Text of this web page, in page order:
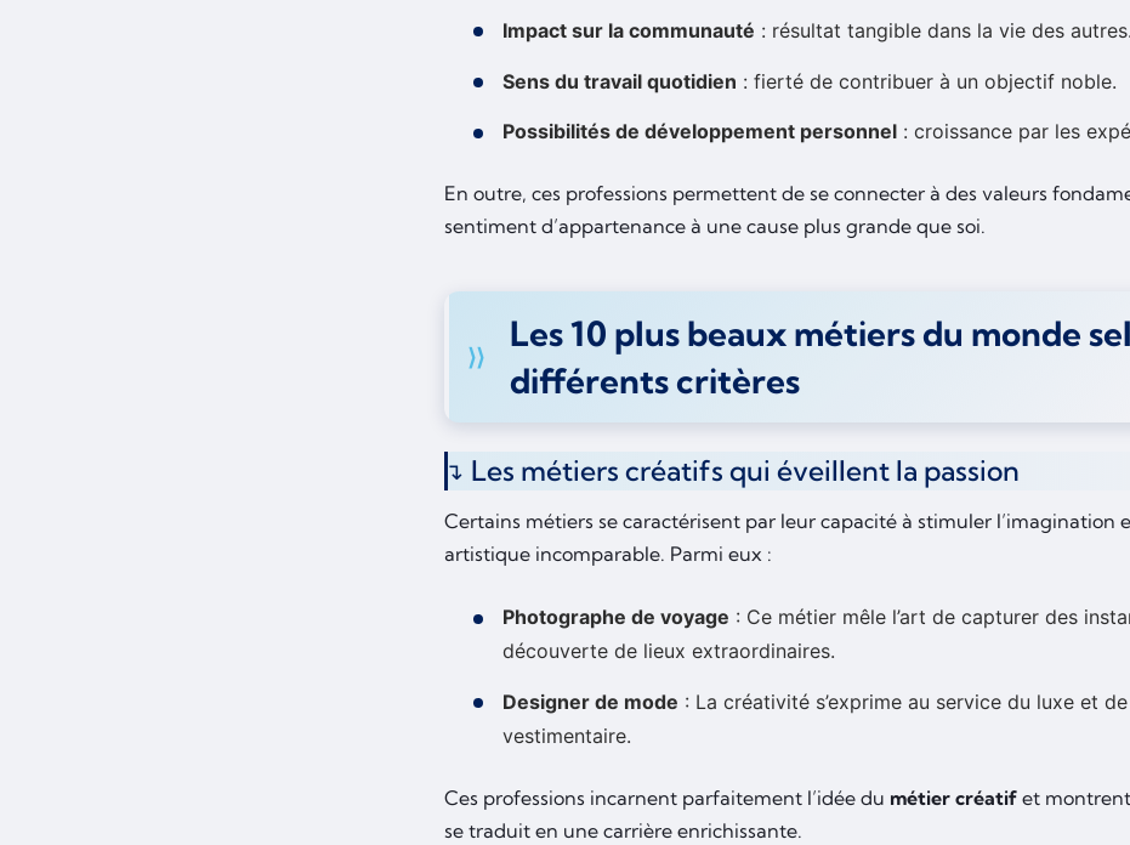
Impact sur la communauté : résultat tangible dans la vie des autres.
Sens du travail quotidien : fierté de contribuer à un objectif noble.
Possibilités de développement personnel : croissance par les
En outre, ces professions permettent de se connecter à des valeurs
sentiment d’appartenance à une cause plus grande que soi.
Les 10 plus beaux métiers du monde
différents critères
Les métiers créatifs qui éveillent la passion
Certains métiers se caractérisent par leur capacité à stimuler l’imagination
artistique incomparable. Parmi eux :
Photographe de voyage : Ce métier mêle l’art de capturer des
découverte de lieux extraordinaires.
Designer de mode : La créativité s’exprime au service du luxe et
vestimentaire.
Ces professions incarnent parfaitement l’idée du métier créatif et
se traduit en une carrière enrichissante.